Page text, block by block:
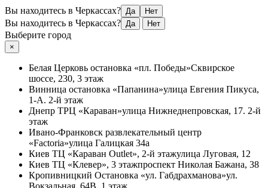
Вы находитесь в Черкассах? Да Нет
Вы находитесь в Черкассах? Да Нет
Выберите город
×
Белая Церковь остановка «пл. Победы»Сквирское
шоссе, 230, 3 этаж
Винница остановка «Папанина»улица Евгения Пикуса,
1-А. 2-й этаж
Днепр ТРЦ «Караван»улица Нижнеднепровская, 17. 2-й
этаж
Ивано-Франковск развлекательный центр
«Factoria»улица Галицкая 34а
Киев ТЦ «Караван Outlet», 2-й этажулица Луговая, 12
Киев ТЦ «Клевер», 3 этажпроспект Николая Бажана, 38
Кропивницкий Остановка «ул. Габдрахманова»ул.
Вокзальная, 64В, 1 этаж